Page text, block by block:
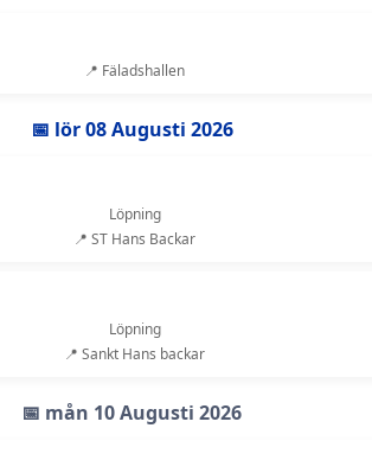
📍 Fäladshallen
📅 lör 08 Augusti 2026
Löpning
📍 ST Hans Backar
Löpning
📍 Sankt Hans backar
📅 mån 10 Augusti 2026